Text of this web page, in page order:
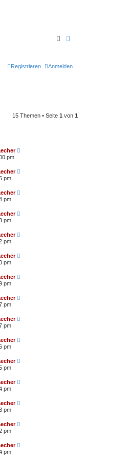
Suche
Anmelden
Registrieren
15 Themen • Seite 1 von 1
pm
pm
pm
pm
pm
pm
pm
pm
pm
pm
pm
pm
pm
pm
pm